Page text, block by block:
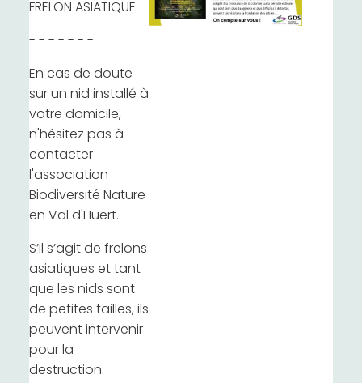
FRELON ASIATIQUE
- - - - - - -
En cas de doute
sur un nid installé à
votre domicile,
n'hésitez pas à
contacter
l'association
Biodiversité Nature
en Val d'Huert.
S’il s’agit de frelons
asiatiques et tant
que les nids sont
de petites tailles, ils
peuvent intervenir
pour la
destruction.